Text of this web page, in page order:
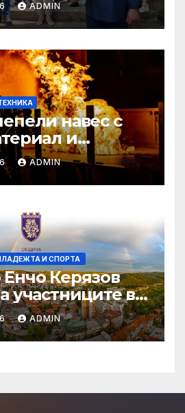
ADMIN
навес с
и
техника
ADMIN
И СПОРТА
Керязов
участниците в
първенство по
19 години в
ADMIN